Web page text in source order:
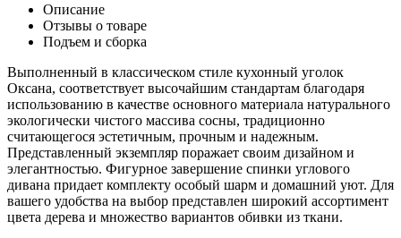
Описание
Отзывы о товаре
Подъем и сборка
Выполненный в классическом стиле кухонный уголок
Оксана, соответствует высочайшим стандартам благодаря
использованию в качестве основного материала натурального
экологически чистого массива сосны, традиционно
считающегося эстетичным, прочным и надежным.
Представленный экземпляр поражает своим дизайном и
элегантностью. Фигурное завершение спинки углового
дивана придает комплекту особый шарм и домашний уют. Для
вашего удобства на выбор представлен широкий ассортимент
цвета дерева и множество вариантов обивки из ткани.